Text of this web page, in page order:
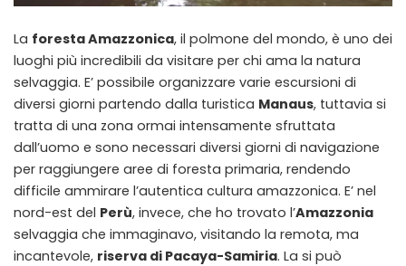
La foresta Amazzonica, il polmone del mondo, è uno dei
luoghi più incredibili da visitare per chi ama la natura
selvaggia. E’ possibile organizzare varie escursioni di
diversi giorni partendo dalla turistica Manaus, tuttavia si
tratta di una zona ormai intensamente sfruttata
dall’uomo e sono necessari diversi giorni di navigazione
per raggiungere aree di foresta primaria, rendendo
difficile ammirare l’autentica cultura amazzonica. E’ nel
nord-est del Perù, invece, che ho trovato l’Amazzonia
selvaggia che immaginavo, visitando la remota, ma
incantevole, riserva di Pacaya-Samiria. La si può